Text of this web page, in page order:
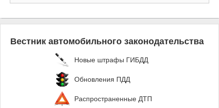
Вестник автомобильного законодательства
Новые штрафы ГИБДД
Обновления ПДД
Распространенные ДТП